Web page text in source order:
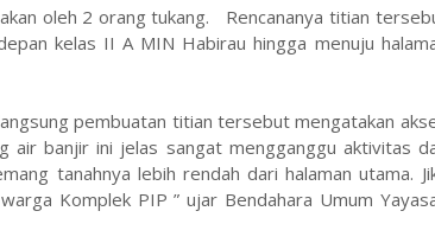
oleh 2 orang tukang. Rencananya titian
kelas II A MIN Habirau hingga menuju
pembuatan titian tersebut mengatakan
air banjir ini jelas sangat mengganggu aktivitas
tanahnya lebih rendah dari halaman utama.
Komplek PIP ” ujar Bendahara Umum